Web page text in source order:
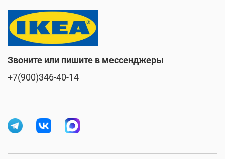
Звоните или пишите в мессенджеры
+7(900)346-40-14